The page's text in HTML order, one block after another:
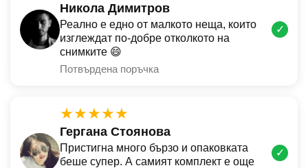
Никола Димитров
Реално е едно от малкото неща, които
изглеждат по-добре отколкото на
снимките 😄
Потвърдена поръчка
✓
★★★★★
Гергана Стоянова
Пристигна много бързо и опаковката
беше супер. А самият комплект е още
✓